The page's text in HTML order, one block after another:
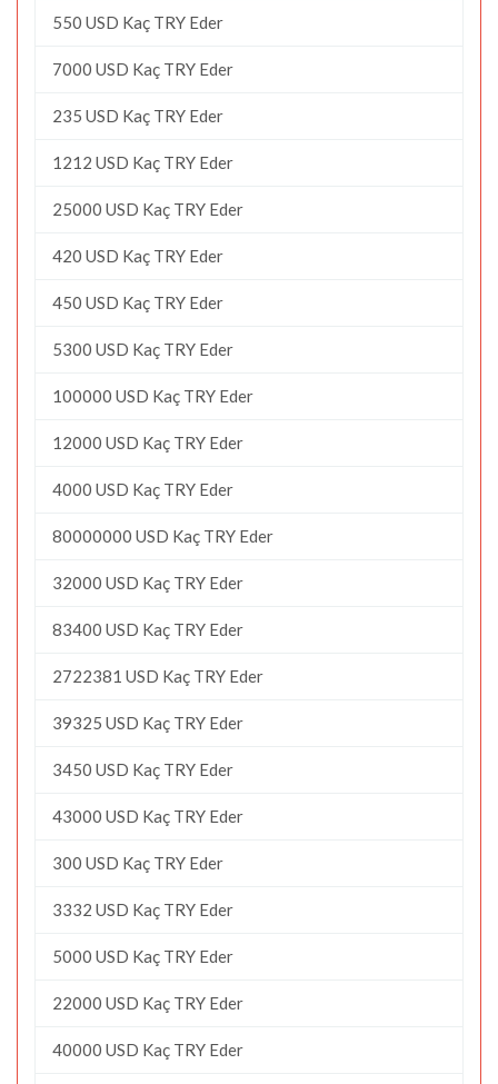
550 USD Kaç TRY Eder
7000 USD Kaç TRY Eder
235 USD Kaç TRY Eder
1212 USD Kaç TRY Eder
25000 USD Kaç TRY Eder
420 USD Kaç TRY Eder
450 USD Kaç TRY Eder
5300 USD Kaç TRY Eder
100000 USD Kaç TRY Eder
12000 USD Kaç TRY Eder
4000 USD Kaç TRY Eder
80000000 USD Kaç TRY Eder
32000 USD Kaç TRY Eder
83400 USD Kaç TRY Eder
2722381 USD Kaç TRY Eder
39325 USD Kaç TRY Eder
3450 USD Kaç TRY Eder
43000 USD Kaç TRY Eder
300 USD Kaç TRY Eder
3332 USD Kaç TRY Eder
5000 USD Kaç TRY Eder
22000 USD Kaç TRY Eder
40000 USD Kaç TRY Eder